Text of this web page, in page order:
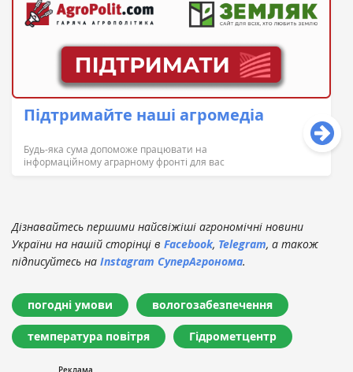
Підтримайте наші агромедіа
Будь-яка сума допоможе працювати на
інформаційному аграрному фронті для вас
Дізнавайтесь першими найсвіжіші агрономічні новини
України на нашій сторінці в Facebook, Telegram, а також
підписуйтесь на Instagram СуперАгронома.
погодні умови вологозабезпечення
температура повітря Гідрометцентр